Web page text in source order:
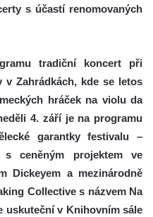
s účastí renomovaných
tradiční koncert při
Zahrádkách, kde se letos
hráček na violu da
4. září je na programu
garantky festivalu –
s ceněným projektem ve
Dickeyem a mezinárodně
Collective s názvem Na
uskuteční v Knihovním sále